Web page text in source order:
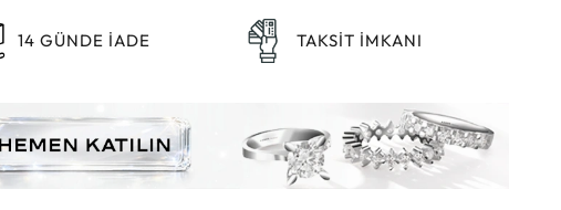
14 GÜNDE İADE TAKSİT İMKANI